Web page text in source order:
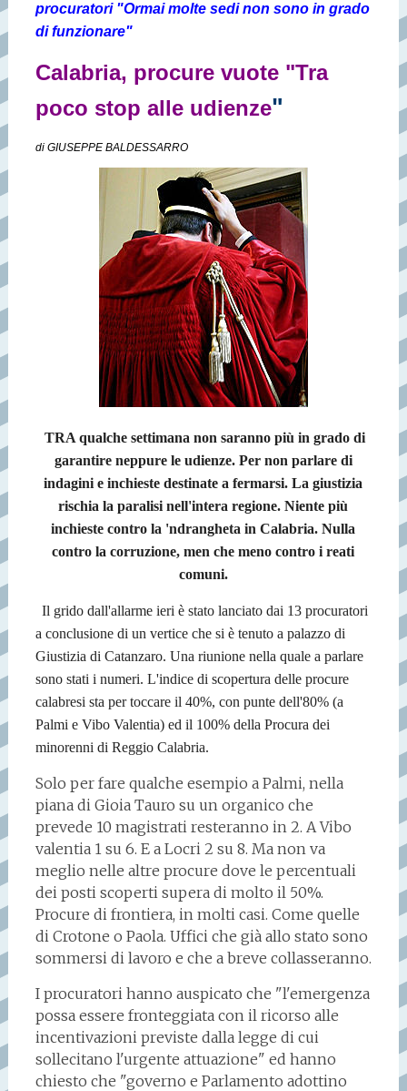
procuratori "Ormai molte sedi non sono in grado
di funzionare"
Calabria, procure vuote "Tra
poco stop alle udienze"
di GIUSEPPE BALDESSARRO
TRA qualche settimana non saranno più in grado di
garantire neppure le udienze. Per non parlare di
indagini e inchieste destinate a fermarsi. La giustizia
rischia la paralisi nell'intera regione. Niente più
inchieste contro la 'ndrangheta in Calabria. Nulla
contro la corruzione, men che meno contro i reati
comuni.
Il grido dall'allarme ieri è stato lanciato dai 13 procuratori
a conclusione di un vertice che si è tenuto a palazzo di
Giustizia di Catanzaro. Una riunione nella quale a parlare
sono stati i numeri. L'indice di scopertura delle procure
calabresi sta per toccare il 40%, con punte dell'80% (a
Palmi e Vibo Valentia) ed il 100% della Procura dei
minorenni di Reggio Calabria.
Solo per fare qualche esempio a Palmi, nella
piana di Gioia Tauro su un organico che
prevede 10 magistrati resteranno in 2. A Vibo
valentia 1 su 6. E a Locri 2 su 8. Ma non va
meglio nelle altre procure dove le percentuali
dei posti scoperti supera di molto il 50%.
Procure di frontiera, in molti casi. Come quelle
di Crotone o Paola. Uffici che già allo stato sono
sommersi di lavoro e che a breve collasseranno.
I procuratori hanno auspicato che "l'emergenza
possa essere fronteggiata con il ricorso alle
incentivazioni previste dalla legge di cui
sollecitano l'urgente attuazione" ed hanno
chiesto che "governo e Parlamento adottino